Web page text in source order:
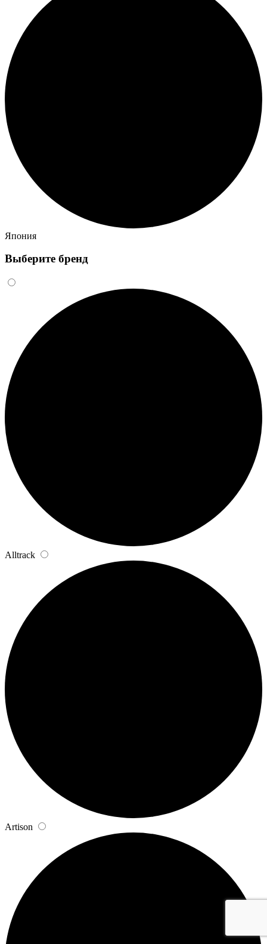
Япония
Выберите бренд
Alltrack
Artison